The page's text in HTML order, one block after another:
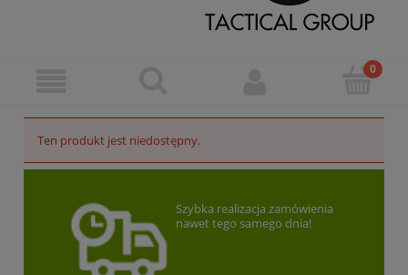
Ten produkt jest niedostępny.
Szybka realizacja zamówienia
nawet tego samego dnia!